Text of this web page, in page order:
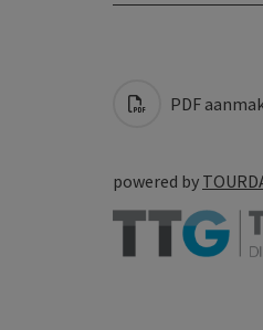
PDF
powered by